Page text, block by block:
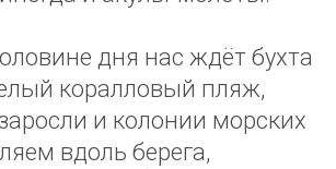
дня нас ждёт бухта
коралловый пляж,
и колонии морских
вдоль берега,